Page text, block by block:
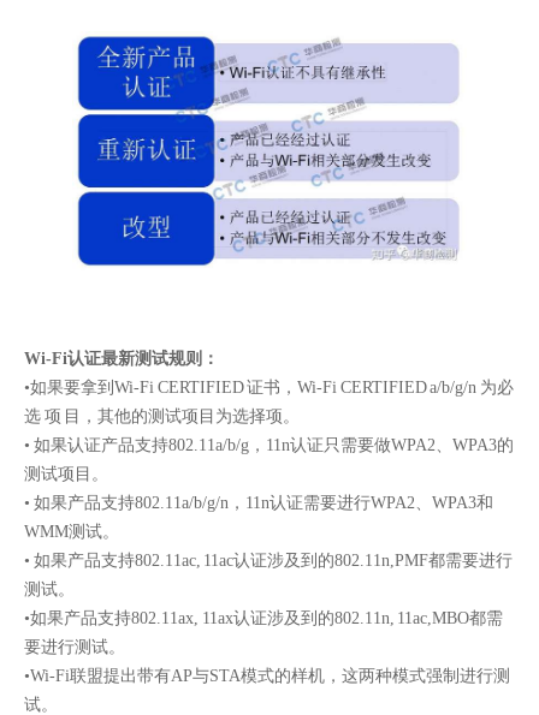
Wi-Fi认证最新测试规则：
•如果要拿到Wi-Fi CERTIFIED 证书，Wi-Fi CERTIFIED a/b/g/n 为必
选 项 目，其他的测试项目为选择项。
• 如果认证产品支持802.11a/b/g，11n认证只需要做WPA2、WPA3的
测试项目。
• 如果产品支持802.11a/b/g/n，11n认证需要进行WPA2、WPA3和
WMM测试。
• 如果产品支持802.11ac, 11ac认证涉及到的802.11n,PMF都需要进行
测试。
•如果产品支持802.11ax, 11ax认证涉及到的802.11n, 11ac,MBO都需
要进行测试。
•Wi-Fi联盟提出带有AP与STA模式的样机，这两种模式强制进行测
试。